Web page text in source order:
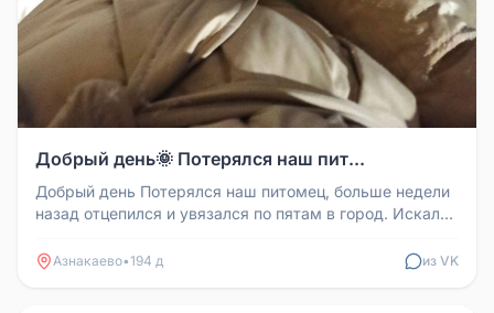
Добрый день🌞 Потерялся наш пит...
Добрый день Потерялся наш питомец, больше недели
назад отцепился и увязался по пятам в город. Искали
Азнакаево•194 д из VK